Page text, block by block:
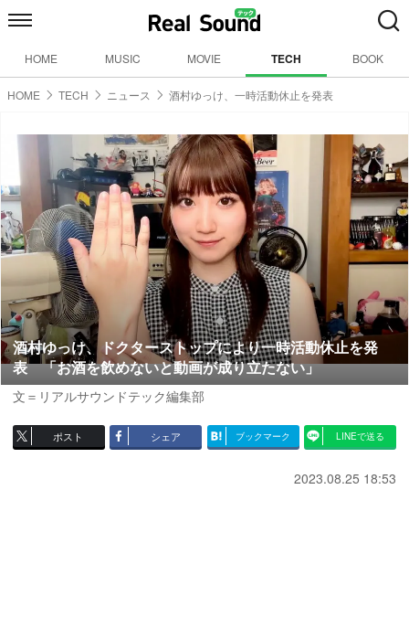
HOME MUSIC MOVIE TECH BOOK
HOME TECH ニュース 酒村ゆっけ、一時活動休止を発表
酒村ゆっけ、ドクターストップにより一時活動休止を発
表 「お酒を飲めないと動画が成り立たない」
文＝リアルサウンドテック編集部
ポスト シェア ブックマーク LINEで送る
2023.08.25 18:53